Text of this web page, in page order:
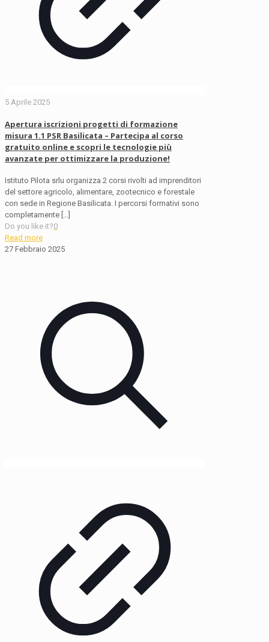
5 Aprile 2025
Apertura iscrizioni progetti di formazione
misura 1.1 PSR Basilicata – Partecipa al corso
gratuito online e scopri le tecnologie più
avanzate per ottimizzare la produzione!
Istituto Pilota srlu organizza 2 corsi rivolti ad imprenditori
del settore agricolo, alimentare, zootecnico e forestale
con sede in Regione Basilicata. I percorsi formativi sono
completamente
Do you like it?0
Read more
27 Febbraio 2025